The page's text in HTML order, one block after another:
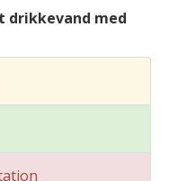
drikkevand med